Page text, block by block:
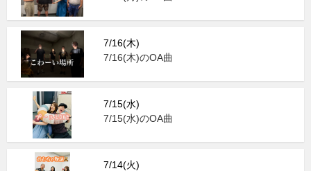
7/16(木)
7/16(木)のOA曲
7/15(水)
7/15(水)のOA曲
7/14(火)